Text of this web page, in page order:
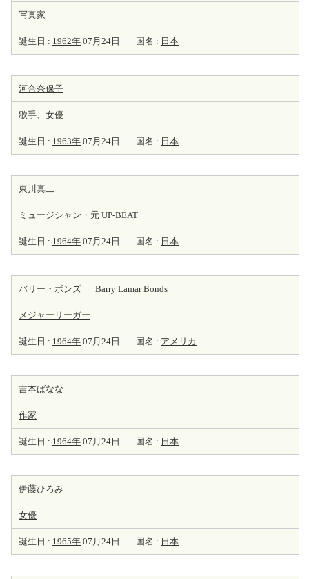
写真家
誕生日 : 1962年 07月24日 国名 : 日本
河合奈保子
歌手、 女優
誕生日 : 1963年 07月24日 国名 : 日本
東川真二
ミュージシャン ・元 UP-BEAT
誕生日 : 1964年 07月24日 国名 : 日本
バリー・ボンズ Barry Lamar Bonds
メジャーリーガー
誕生日 : 1964年 07月24日 国名 : アメリカ
吉本ばなな
作家
誕生日 : 1964年 07月24日 国名 : 日本
伊藤ひろみ
女優
誕生日 : 1965年 07月24日 国名 : 日本